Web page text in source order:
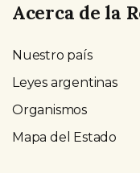
Acerca de la
Nuestro país
Leyes argentinas
Organismos
Mapa del Estado